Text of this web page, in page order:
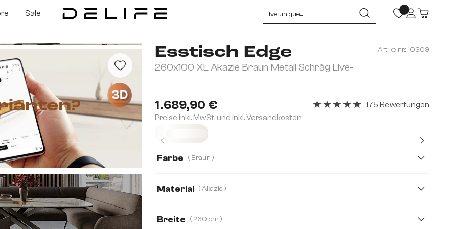
Sale
Esstisch Edge
260x100 XL Akazie Braun Metall Schräg Live-
Artikelnr.: 10309
1.689,90 €
Preise inkl. MwSt. und inkl. Versandkosten
175 Bewertungen
Farbe ( Braun )
Material ( Akazie )
Breite ( 260 cm )
3D